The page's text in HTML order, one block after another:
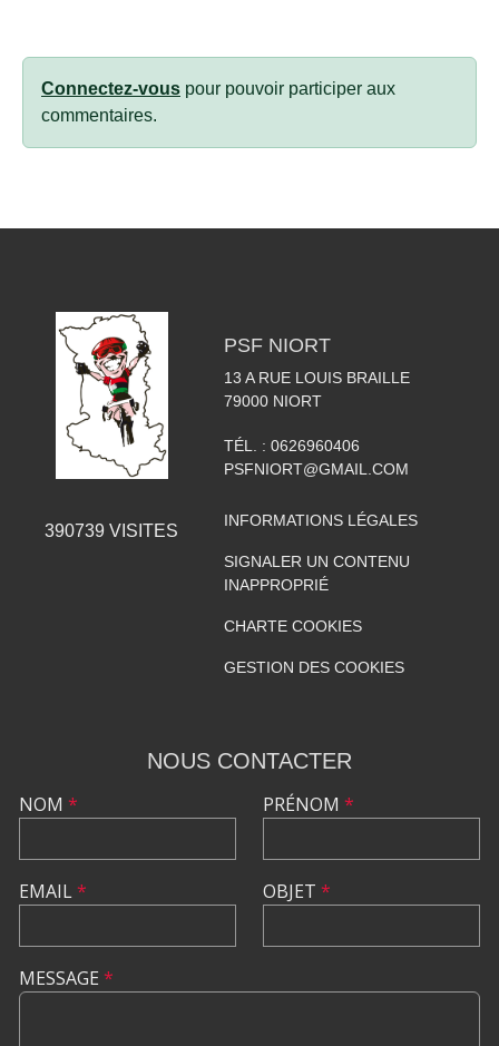
Connectez-vous pour pouvoir participer aux
commentaires.
390739 VISITES
PSF NIORT
13 A RUE LOUIS BRAILLE
79000 NIORT
TÉL. : 0626960406
PSFNIORT@GMAIL.COM
INFORMATIONS LÉGALES
SIGNALER UN CONTENU
INAPPROPRIÉ
CHARTE COOKIES
GESTION DES COOKIES
NOUS CONTACTER
NOM *
EMAIL*
PRÉNOM *
OBJET *
MESSAGE *